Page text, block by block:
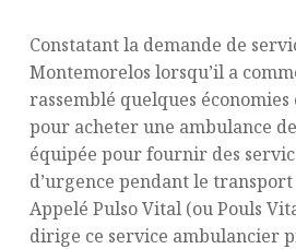
Constatant la demande de
Montemorelos lorsqu’il a
rassemblé quelques
pour acheter une ambulance
équipée pour fournir des
d’urgence pendant le
Appelé Pulso Vital (ou Pouls
dirige ce service ambulancier